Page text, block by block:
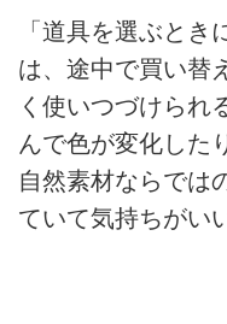
「道具を選ぶと
は、途中で買い替
く使いつづけられ
んで色が変化した
自然素材ならでは
ていて気持ちがい